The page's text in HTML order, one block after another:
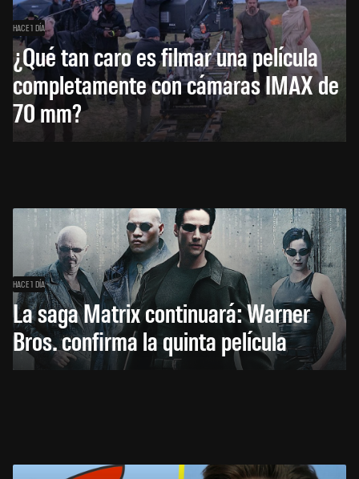
HACE 1 DÍA
¿Qué tan caro es filmar una película
completamente con cámaras IMAX de
70 mm?
HACE 1 DÍA
La saga Matrix continuará: Warner
Bros. confirma la quinta película